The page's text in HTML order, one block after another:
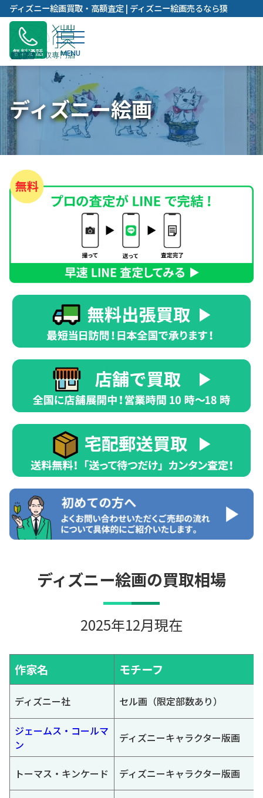
内
容
キ
プ
ディズニー絵画買取・高額査定 | ディズニー絵画売るなら獏
無料通話
ディズニー絵画
ディズニー絵画の買取相場
2025年12月現在
作家名 モチーフ
ディズニー社 セル画（限定部数あり）
ジェームス・コールマ
ン
ディズニーキャラクター版画
トーマス・キンケード ディズニーキャラクター版画